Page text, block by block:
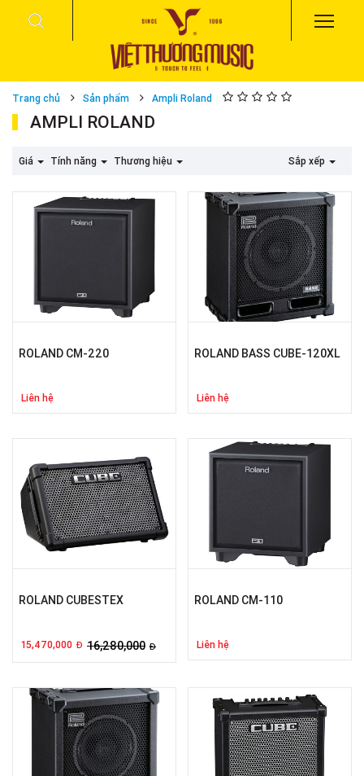
Trang chủ Sản phẩm Ampli Roland
AMPLI ROLAND
Giá Tính năng Thương hiệu Sắp xếp
ROLAND CM-220
Liên hệ
ROLAND BASS CUBE-120XL
Liên hệ
ROLAND CUBESTEX
15,470,000 Đ 16,280,000 Đ
ROLAND CM-110
Liên hệ